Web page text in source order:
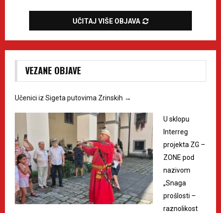
UČITAJ VIŠE OBJAVA
VEZANE OBJAVE
Učenici iz Sigeta putovima Zrinskih →
U sklopu
Interreg
projekta ZG –
ZONE pod
nazivom
„Snaga
prošlosti –
raznolikost